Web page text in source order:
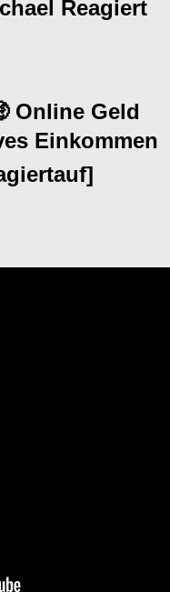
Reagiert
Online Geld
Einkommen